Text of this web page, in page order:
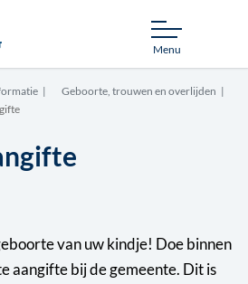
Menu
Geboorte, trouwen en overlijden
van uw kindje! Doe binnen
aangifte bij de gemeente. Dit is